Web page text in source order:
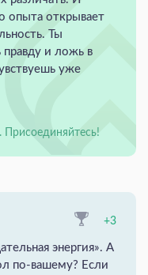
опыта открывает
Ты
правду и ложь в
уже
+3
энергия». А
по-вашему? Если